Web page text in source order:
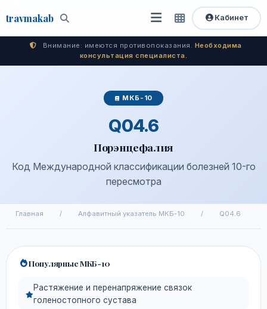
travmakab Поиск
Открыть
меню
Быстрый
доступ
Кабинет
Внимание: имеются противопоказания. Необходима
консультация специалиста.
МКБ-10
Q04.6
Порэнцефалия
Код Международной классификации болезней 10-го
пересмотра
Главная / Алфавитный указатель МКБ-10 / Q04.6
Популярные МКБ-10
Растяжение и перенапряжение связок
голеностопного сустава